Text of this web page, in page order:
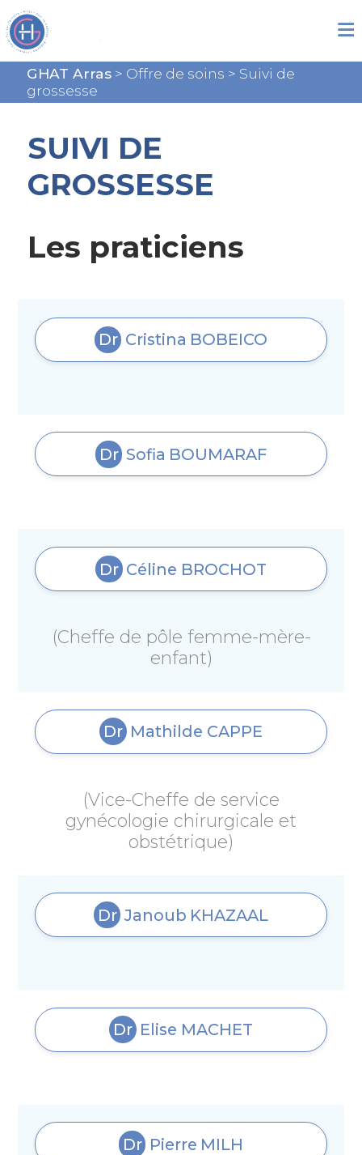
GHAT Arras> Offre de soins > Suivi de
grossesse
SUIVI DE
GROSSESSE
Les praticiens
Dr Cristina BOBEICO
Dr Sofia BOUMARAF
Dr Céline BROCHOT
(Cheffe de pôle femme-mère-
enfant)
Dr Mathilde CAPPE
(Vice-Cheffe de service
gynécologie chirurgicale et
obstétrique)
Dr Janoub KHAZAAL
Dr Elise MACHET
Dr Pierre MILH